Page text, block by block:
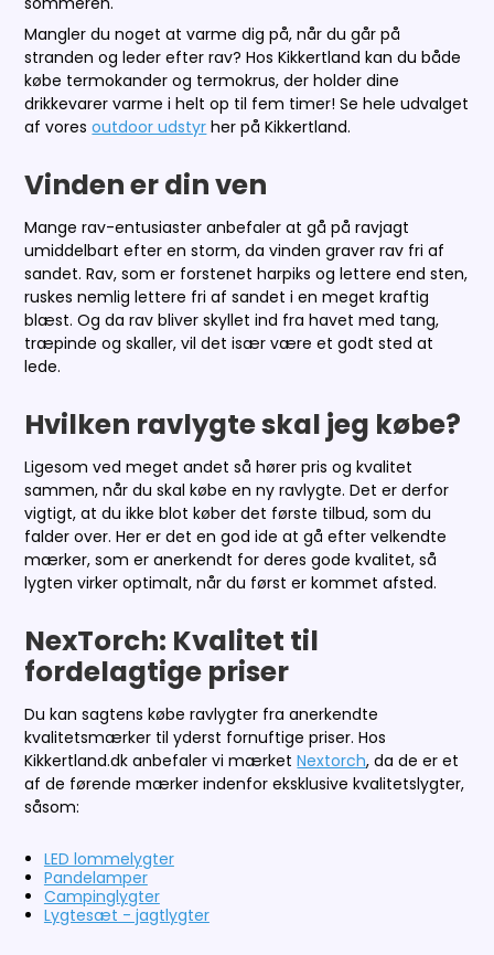
Mangler du noget at varme dig på, når du går på
stranden og leder efter rav? Hos Kikkertland kan du både
købe termokander og termokrus, der holder dine
drikkevarer varme i helt op til fem timer! Se hele udvalget
af voresoutdoor udstyr her på Kikkertland.
Vinden er din ven
Mange rav-entusiaster anbefaler at gå på ravjagt
umiddelbart efter en storm, da vinden graver rav fri af
sandet. Rav, som er forstenet harpiks og lettere end sten,
ruskes nemlig lettere fri af sandet i en meget kraftig
blæst. Og da rav bliver skyllet ind fra havet med tang,
træpinde og skaller, vil det især være et godt sted at
lede.
Hvilken ravlygte skal jeg købe?
Ligesom ved meget andet så hører pris og kvalitet
sammen, når du skal købe en ny ravlygte. Det er derfor
vigtigt, at du ikke blot køber det første tilbud, som du
falder over. Her er det en god ide at gå efter velkendte
mærker, som er anerkendt for deres gode kvalitet, så
lygten virker optimalt, når du først er kommet afsted.
NexTorch: Kvalitet til
fordelagtige priser
Du kan sagtens købe ravlygter fra anerkendte
kvalitetsmærker til yderst fornuftige priser. Hos
Kikkertland.dk anbefaler vi mærketNextorch, da de er et
af de førende mærker indenfor eksklusive kvalitetslygter,
såsom:
LED lommelygter
Pandelamper
Campinglygter
Lygtesæt - jagtlygter